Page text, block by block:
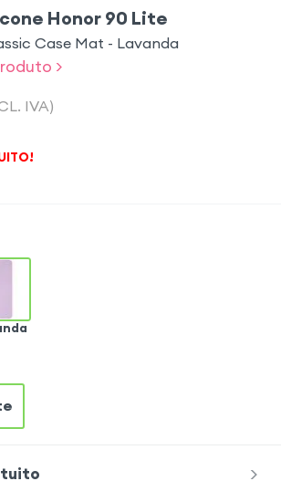
Honor 90 Lite
Case Mat - Lavanda
>
IVA)